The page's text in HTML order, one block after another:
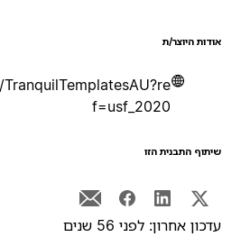
היוצר/ת
TranquilTemplatesAU?re
f=usf_2020
התבנית הזו
אחרון: לפני 56 שנים